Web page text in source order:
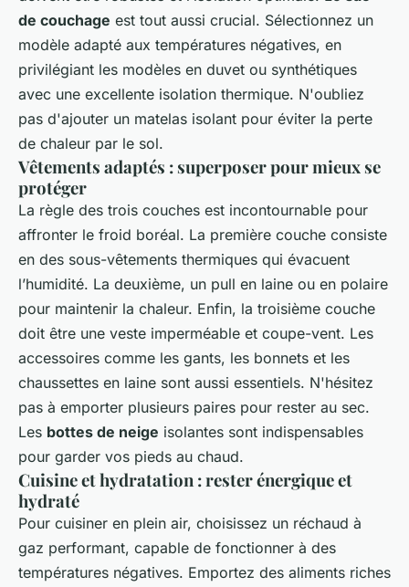
de couchage est tout aussi crucial. Sélectionnez un
modèle adapté aux températures négatives, en
privilégiant les modèles en duvet ou synthétiques
avec une excellente isolation thermique. N'oubliez
pas d'ajouter un matelas isolant pour éviter la perte
de chaleur par le sol.
Vêtements adaptés : superposer pour mieux se
protéger
La règle des trois couches est incontournable pour
affronter le froid boréal. La première couche consiste
en des sous-vêtements thermiques qui évacuent
l’humidité. La deuxième, un pull en laine ou en polaire
pour maintenir la chaleur. Enfin, la troisième couche
doit être une veste imperméable et coupe-vent. Les
accessoires comme les gants, les bonnets et les
chaussettes en laine sont aussi essentiels. N'hésitez
pas à emporter plusieurs paires pour rester au sec.
Les bottes de neige isolantes sont indispensables
pour garder vos pieds au chaud.
Cuisine et hydratation : rester énergique et
hydraté
Pour cuisiner en plein air, choisissez un réchaud à
gaz performant, capable de fonctionner à des
températures négatives. Emportez des aliments riches